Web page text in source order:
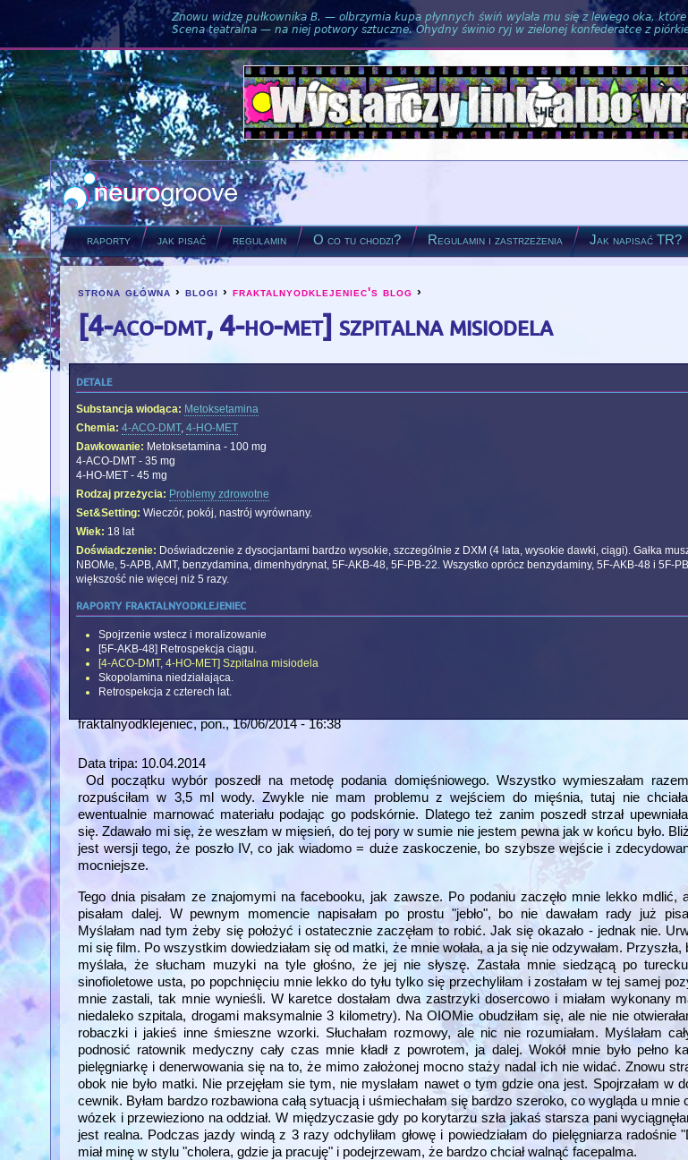
Znowu widzę pułkownika B. — olbrzymia kupa płynnych świń wylała mu się z lewego oka,
Scena teatralna — na niej potwory sztuczne. Ohydny świnio ryj w zielonej konfederatce z
raporty jak pisać regulamin O co tu chodzi? Regulamin i zastrzeżenia Jak napisać TR?
you are here
strona główna ›blogi ›fraktalnyodklejeniec's blog ›
[4-aco-dmt, 4-ho-met] szpitalna misiodela
detale
Substancja wiodąca: Metoksetamina
Chemia: 4-ACO-DMT,4-HO-MET
Dawkowanie: Metoksetamina - 100 mg
4-ACO-DMT - 35 mg
4-HO-MET - 45 mg
Rodzaj przeżycia: Problemy zdrowotne
Set&Setting: Wieczór, pokój, nastrój wyrównany.
Wiek: 18 lat
Doświadczenie: Doświadczenie z dysocjantami bardzo wysokie, szczególnie z DXM (4 lata, wysokie dawki, ciągi). Gałka
NBOMe, 5-APB, AMT, benzydamina, dimenhydrynat, 5F-AKB-48, 5F-PB-22. Wszystko oprócz benzydaminy, 5F-AKB-48 i 5F-
większość nie więcej niż 5 razy.
raporty fraktalnyodklejeniec
Spojrzenie wstecz i moralizowanie
[5F-AKB-48] Retrospekcja ciągu.
[4-ACO-DMT, 4-HO-MET] Szpitalna misiodela
Skopolamina niedziałająca.
Retrospekcja z czterech lat.
fraktalnyodklejeniec, pon., 16/06/2014 - 16:38
Data tripa: 10.04.2014
Od początku wybór poszedł na metodę podania domięśniowego. Wszystko wymieszałam
rozpuściłam w 3,5 ml wody. Zwykle nie mam problemu z wejściem do mięśnia, tutaj nie
ewentualnie marnować materiału podając go podskórnie. Dlatego też zanim poszedł strzał
się. Zdawało mi się, że weszłam w mięsień, do tej pory w sumie nie jestem pewna jak w końcu było.
jest wersji tego, że poszło IV, co jak wiadomo = duże zaskoczenie, bo szybsze wejście i
mocniejsze.
Tego dnia pisałam ze znajomymi na facebooku, jak zawsze. Po podaniu zaczęło mnie lekko mdlić,
pisałam dalej. W pewnym momencie napisałam po prostu "jebło", bo nie dawałam rady już
Myślałam nad tym żeby się położyć i ostatecznie zaczęłam to robić. Jak się okazało - jednak nie.
mi się film. Po wszystkim dowiedziałam się od matki, że mnie wołała, a ja się nie odzywałam. Przyszła,
myślała, że słucham muzyki na tyle głośno, że jej nie słyszę. Zastała mnie siedzącą po
sinofioletowe usta, po popchnięciu mnie lekko do tyłu tylko się przechyliłam i zostałam w tej samej
mnie zastali, tak mnie wynieśli. W karetce dostałam dwa zastrzyki dosercowo i miałam wykonany
niedaleko szpitala, drogami maksymalnie 3 kilometry). Na OIOMie obudziłam się, ale nie nie
robaczki i jakieś inne śmieszne wzorki. Słuchałam rozmowy, ale nic nie rozumiałam. Myślałam
podnosić ratownik medyczny cały czas mnie kładł z powrotem, ja dalej. Wokół mnie było pełno
pielęgniarkę i denerwowania się na to, że mimo założonej mocno staży nadal ich nie widać. Znowu
obok nie było matki. Nie przejęłam sie tym, nie myslałam nawet o tym gdzie ona jest. Spojrzałam w
cewnik. Byłam bardzo rozbawiona całą sytuacją i uśmiechałam się bardzo szeroko, co wygląda u
wózek i przewieziono na oddział. W międzyczasie gdy po korytarzu szła jakaś starsza pani
jest realna. Podczas jazdy windą z 3 razy odchyliłam głowę i powiedziałam do pielęgniarza
miał minę w stylu "cholera, gdzie ja pracuję" i podejrzewam, że bardzo chciał walnąć facepalma.